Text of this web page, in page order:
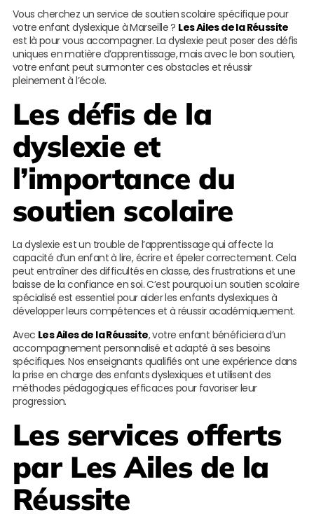
Vous cherchez un service de soutien scolaire spécifique pour
votre enfant dyslexique à Marseille ? Les Ailes de la Réussite
est là pour vous accompagner. La dyslexie peut poser des défis
uniques en matière d’apprentissage, mais avec le bon soutien,
votre enfant peut surmonter ces obstacles et réussir
pleinement à l’école.
Les défis de la
dyslexie et
l’importance du
soutien scolaire
La dyslexie est un trouble de l’apprentissage qui affecte la
capacité d’un enfant à lire, écrire et épeler correctement. Cela
peut entraîner des difficultés en classe, des frustrations et une
baisse de la confiance en soi. C’est pourquoi un soutien scolaire
spécialisé est essentiel pour aider les enfants dyslexiques à
développer leurs compétences et à réussir académiquement.
Avec Les Ailes de la Réussite, votre enfant bénéficiera d’un
accompagnement personnalisé et adapté à ses besoins
spécifiques. Nos enseignants qualifiés ont une expérience dans
la prise en charge des enfants dyslexiques et utilisent des
méthodes pédagogiques efficaces pour favoriser leur
progression.
Les services offerts
par Les Ailes de la
Réussite